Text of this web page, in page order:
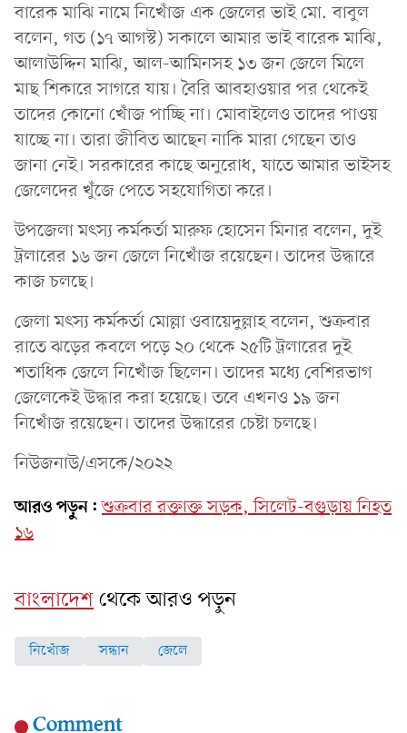
বারেক মাঝি নামে নিখোঁজ এক জেলের ভাই মো. বাবুল
বলেন, গত (১৭ আগস্ট) সকালে আমার ভাই বারেক মাঝি,
আলাউদ্দিন মাঝি, আল-আমিনসহ ১৩ জন জেলে মিলে
মাছ শিকারে সাগরে যায়। বৈরি আবহাওয়ার পর থেকেই
তাদের কোনো খোঁজ পাচ্ছি না। মোবাইলেও তাদের পাওয়
যাচ্ছে না। তারা জীবিত আছেন নাকি মারা গেছেন তাও
জানা নেই। সরকারের কাছে অনুরোধ, যাতে আমার ভাইসহ
জেলেদের খুঁজে পেতে সহযোগিতা করে।
উপজেলা মৎস্য কর্মকর্তা মারুফ হোসেন মিনার বলেন, দুই
ট্রলারের ১৬ জন জেলে নিখোঁজ রয়েছেন। তাদের উদ্ধারে
কাজ চলছে।
জেলা মৎস্য কর্মকর্তা মোল্লা ওবায়েদুল্লাহ বলেন, শুক্রবার
রাতে ঝড়ের কবলে পড়ে ২০ থেকে ২৫টি ট্রলারের দুই
শতাধিক জেলে নিখোঁজ ছিলেন। তাদের মধ্যে বেশিরভাগ
জেলেকেই উদ্ধার করা হয়েছে। তবে এখনও ১৯ জন
নিখোঁজ রয়েছেন। তাদের উদ্ধারের চেষ্টা চলছে।
নিউজনাউ/এসকে/২০২২
আরও পড়ুন: শুক্রবার রক্তাক্ত সড়ক, সিলেট-বগুড়ায় নিহত
১৬
বাংলাদেশথেকে আরও পড়ুন
নিখোঁজ সন্ধান জেলে
Comment